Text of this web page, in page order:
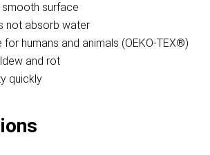
smooth surface
not absorb water
humans and animals (OEKO-TEX®)
and rot
quickly